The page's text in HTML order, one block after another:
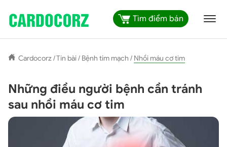
Tìm điểm bán
Cardocorz/Tin bài/ Bệnh tim mạch / Nhồi máu cơ tim
Những điều người bệnh cần tránh
sau nhồi máu cơ tim